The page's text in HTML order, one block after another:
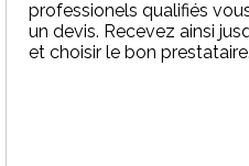
professionels qualifiés
un devis. Recevez ainsi
et choisir le bon prestataire.